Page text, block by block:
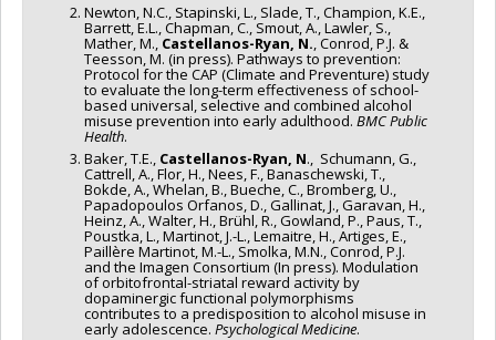
Newton, N.C., Stapinski, L., Slade, T., Champion, K.E.,
Barrett, E.L., Chapman, C., Smout, A., Lawler, S.,
Mather, M., Castellanos-Ryan, N. , Conrod, P.J. &
Teesson, M. (in press). Pathways to prevention:
Protocol for the CAP (Climate and Preventure) study
to evaluate the long-term effectiveness of school-
based universal, selective and combined alcohol
misuse prevention into early adulthood. BMC Public
Health.
Baker, T.E., Castellanos-Ryan, N., Schumann, G.,
Cattrell, A., Flor, H., Nees, F., Banaschewski, T.,
Bokde, A., Whelan, B., Bueche, C., Bromberg, U.,
Papadopoulos Orfanos, D., Gallinat, J., Garavan, H.,
Heinz, A., Walter, H., Brühl, R., Gowland, P., Paus, T.,
Poustka, L., Martinot, J.-L., Lemaitre, H., Artiges, E.,
Paillère Martinot, M.-L., Smolka, M.N., Conrod, P.J.
and the Imagen Consortium (In press). Modulation
of orbitofrontal-striatal reward activity by
dopaminergic functional polymorphisms
contributes to a predisposition to alcohol misuse in
early adolescence. Psychological Medicine.